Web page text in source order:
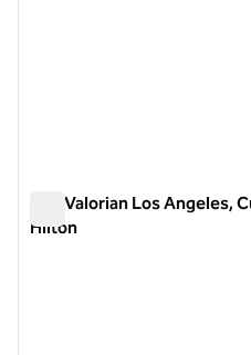
The Valorian Los Angeles,
Hilton